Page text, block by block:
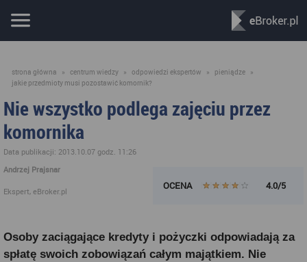
strona główna » centrum wiedzy » odpowiedzi ekspertów » pieniądze »
jakie przedmioty musi pozostawić komornik?
Nie wszystko podlega zajęciu przez
komornika
Data publikacji: 2013.10.07 godz. 11:26
Andrzej Prajsnar
Ekspert, eBroker.pl OCENA 4.0/5
Osoby zaciągające kredyty i pożyczki odpowiadają za
spłatę swoich zobowiązań całym majątkiem. Nie